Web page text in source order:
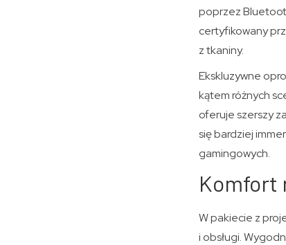
poprzez
certyfikowany
z tkaniny.
Ekskluzywne
kątem różnych
oferuje szerszy
się bardziej
gamingowych.
Komfort
W pakiecie z
i obsługi.